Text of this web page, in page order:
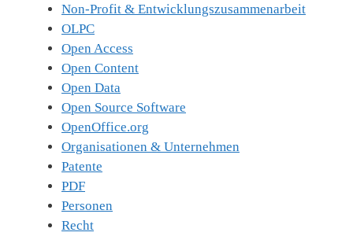
Non-Profit & Entwicklungszusammenarbeit
OLPC
Open Access
Open Content
Open Data
Open Source Software
OpenOffice.org
Organisationen & Unternehmen
Patente
PDF
Personen
Recht